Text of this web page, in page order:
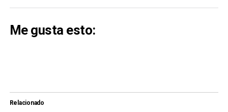
Me gusta esto:
Relacionado